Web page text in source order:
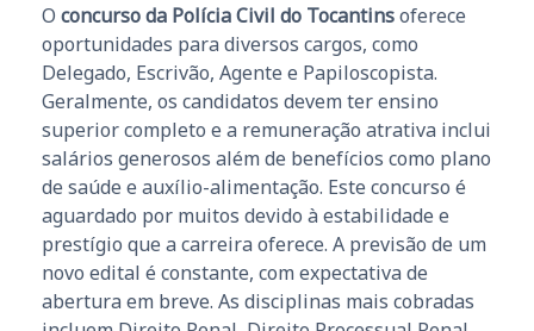
O concurso da Polícia Civil do Tocantinsoferece
oportunidades para diversos cargos, como
Delegado, Escrivão, Agente e Papiloscopista.
Geralmente, os candidatos devem ter ensino
superior completo e a remuneração atrativa inclui
salários generosos além de benefícios como plano
de saúde e auxílio-alimentação. Este concurso é
aguardado por muitos devido à estabilidade e
prestígio que a carreira oferece. A previsão de um
novo edital é constante, com expectativa de
abertura em breve. As disciplinas mais cobradas